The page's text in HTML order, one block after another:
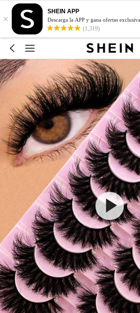
×
SHEIN APP
Descarga la APP y gana ofertas
(1,319)